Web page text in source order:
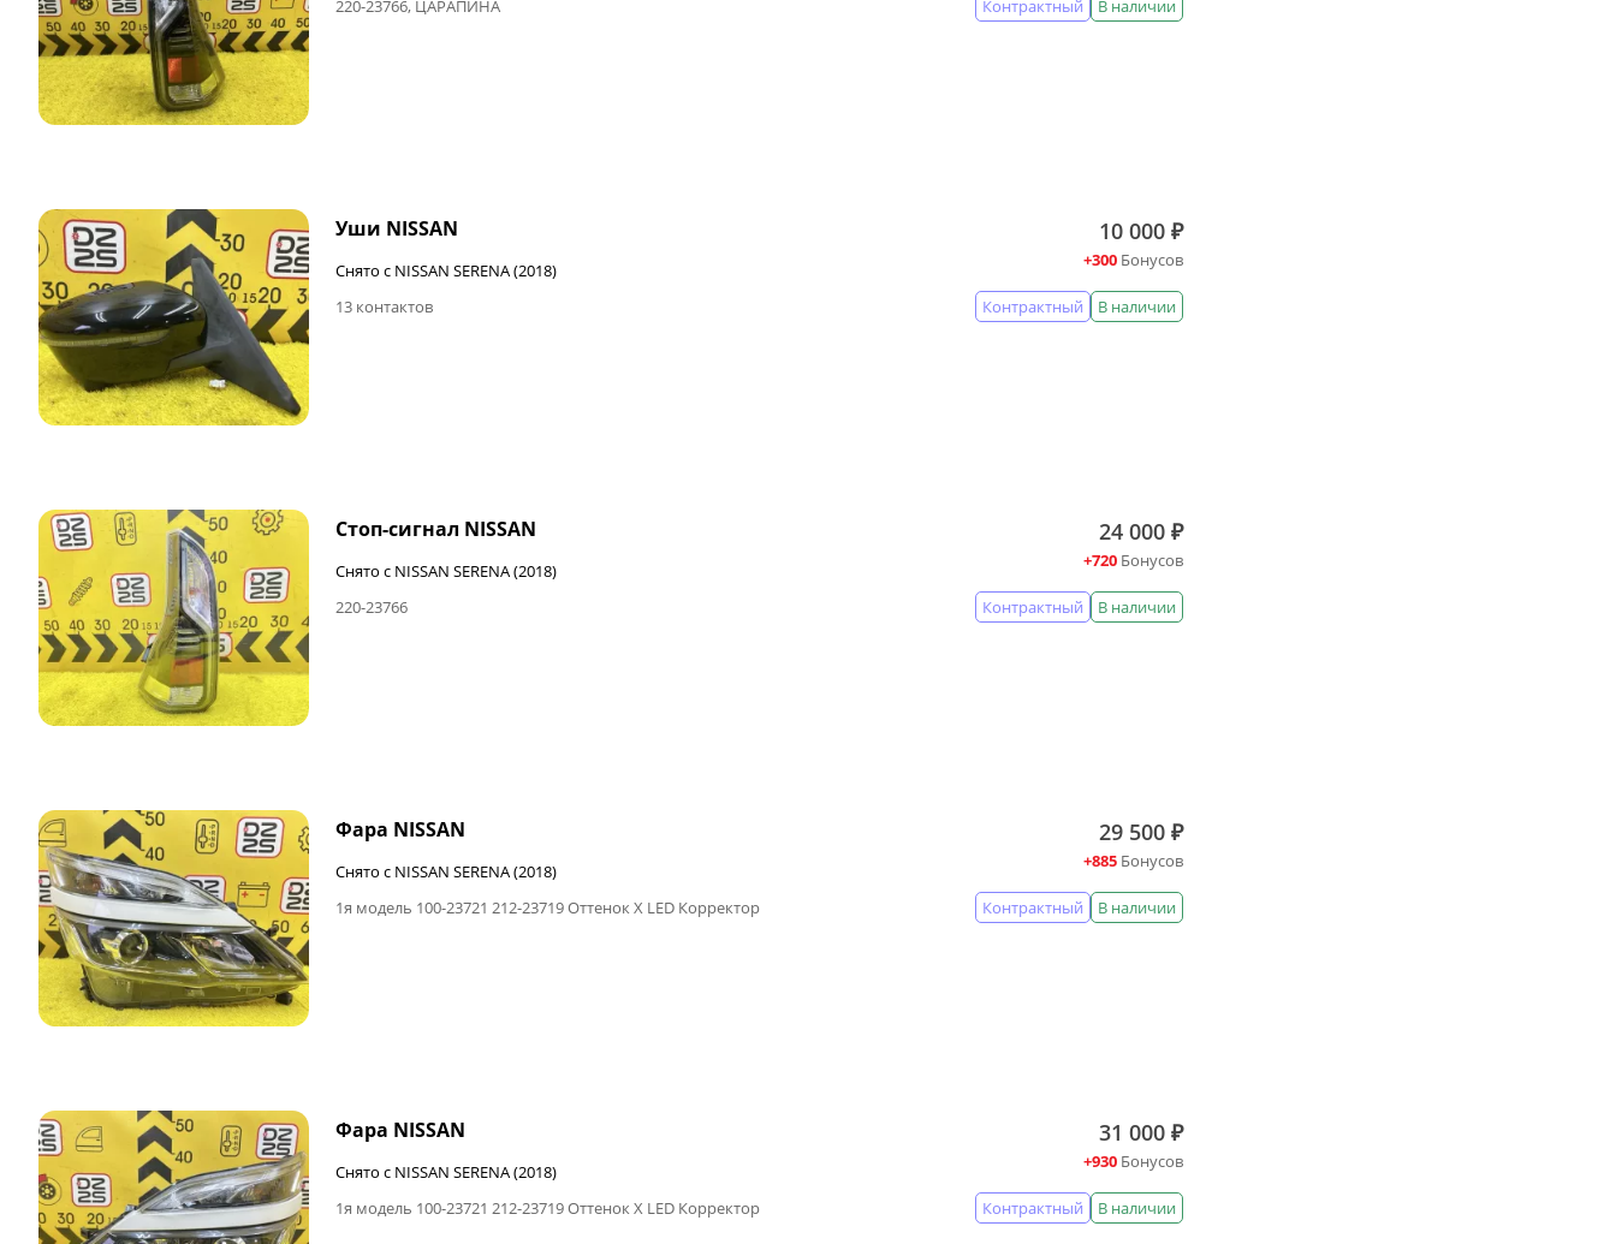
220-23766, ЦАРАПИНА
В наличии
Контрактный
Уши NISSAN
Снято с NISSAN SERENA (2018)
13 контактов
10 000 ₽
+300Бонусов
В наличии
Контрактный
Стоп-сигнал NISSAN
Снято с NISSAN SERENA (2018)
220-23766
24 000 ₽
+720Бонусов
В наличии
Контрактный
Фара NISSAN
Снято с NISSAN SERENA (2018)
1я модель 100-23721 212-23719 Оттенок X LED Корректор
29 500 ₽
+885Бонусов
В наличии
Контрактный
Фара NISSAN
Снято с NISSAN SERENA (2018)
1я модель 100-23721 212-23719 Оттенок X LED Корректор
31 000 ₽
+930Бонусов
В наличии
Контрактный